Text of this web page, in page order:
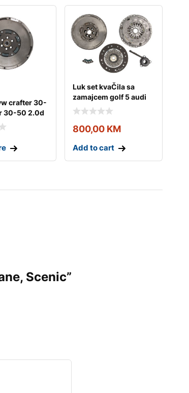
crafter 30-
30-50 2.0d
Luk set kvaČila sa
zamajcem golf 5 audi
a3 passat b6 2.0
800,00 KM
Add to cart
Scenic”